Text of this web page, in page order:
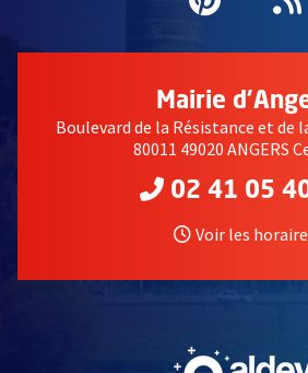
Mairie
Boulevard de la Résistance et de
80011 49020 ANGERS
02 41 05
Voir les